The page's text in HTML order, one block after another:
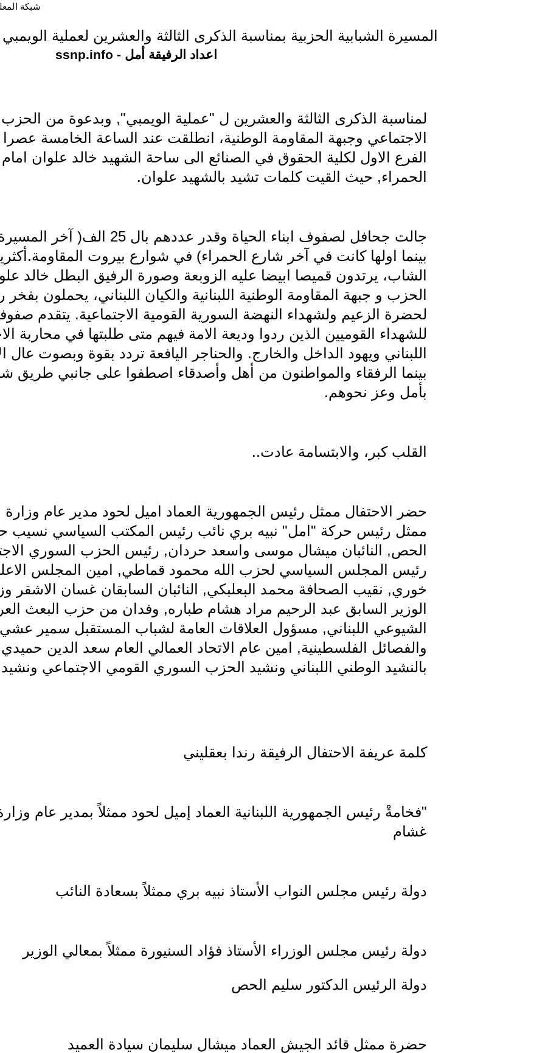
شبكة
المسيرة الشبابية الحزبية بمناسبة الذكرى الثالثة والعشرين لعملية
اعداد الرفيقة أمل - ssnp.info
لمناسبة الذكرى الثالثة والعشرين ل "عملية الويمبي", وبدعوة من
الاجتماعي وجبهة المقاومة الوطنية، انطلقت عند الساعة الخامسة
الفرع الاول لكلية الحقوق في الصنائع الى ساحة الشهيد خالد علوان
الحمراء, حيث القيت كلمات تشيد بالشهيد علوان.
جالت جحافل لصفوف ابناء الحياة
بينما اولها كانت في آخر شارع الحمراء) في شوارع بيروت
الشاب، يرتدون قميصا ابيضا عليه الزوبعة وصورة الرفيق البطل خالد
الحزب و جبهة المقاومة الوطنية اللبنانية والكيان اللبناني، يحملون
لحضرة الزعيم ولشهداء النهضة السورية القومية الاجتماعية. يتقدم
للشهداء القوميين الذين ردوا وديعة الامة فيهم متى طلبتها في محاربة
اللبناني ويهود الداخل والخارج. والحناجر اليافعة تردد بقوة وبصوت عال
بينما الرفقاء والمواطنون من أهل وأصدقاء اصطفوا على جانبي طريق
بأمل وعز نحوهم.
القلب كبر، والابتسامة عادت..
حضر الاحتفال ممثل رئيس الجمهورية العماد اميل لحود مدير عام وزارة
ممثل رئيس حركة "امل" نبيه بري نائب رئيس المكتب السياسي نسيب
الحص, النائبان ميشال موسى واسعد حردان, رئيس الحزب السوري
رئيس المجلس السياسي لحزب الله محمود قماطي, امين المجلس
خوري, نقيب الصحافة محمد البعلبكي, النائبان السابقان غسان الاشقر
الوزير السابق عبد الرحيم مراد هشام طباره, وفدان من حزب البعث
الشيوعي اللبناني, مسؤول العلاقات العامة لشباب المستقبل سمير
والفصائل الفلسطينية, امين عام الاتحاد العمالي العام سعد الدين حميدي
بالنشيد الوطني اللبناني ونشيد الحزب السوري القومي الاجتماعي ونشيد
كلمة عريفة الاحتفال الرفيقة رندا بعقليني
"فخامةْ رئيس الجمهورية اللبنانية العماد إميل لحود ممثلاً بمدير عام
غشام
دولة رئيس مجلس النواب الأستاذ نبيه بري ممثلاً بسعادة النائب
دولة رئيس مجلس الوزراء الأستاذ فؤاد السنيورة ممثلاً بمعالي الوزير
دولة الرئيس الدكتور سليم الحص
حضرة ممثل قائد الجيش العماد ميشال سليمان سيادة العميد